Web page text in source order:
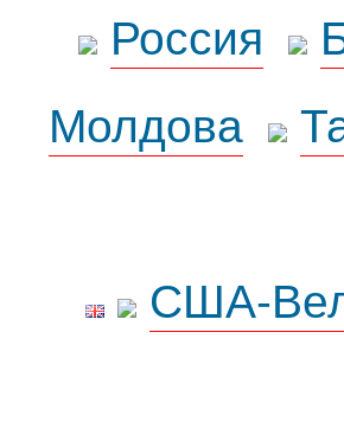
Россия
Молдова
США-